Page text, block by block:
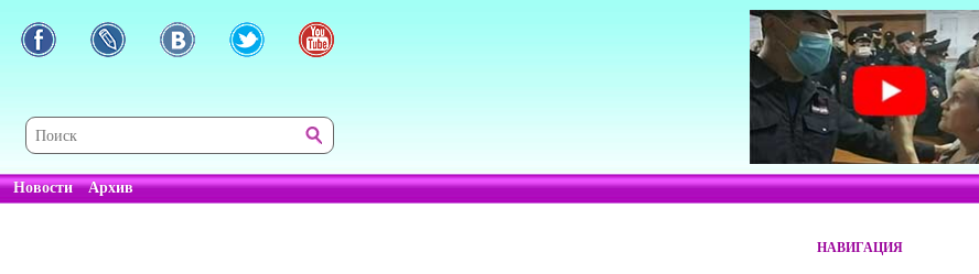
Новости Архив
НАВИГАЦИЯ